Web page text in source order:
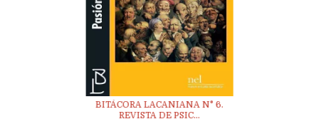
BITÁCORA LACANIANA N° 6.
REVISTA DE PSIC...